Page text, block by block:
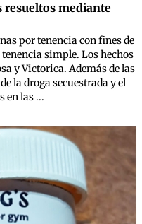
resueltos mediante
por tenencia con fines de
simple. Los hechos
y Victorica. Además de las
la droga secuestrada y el
en las ...